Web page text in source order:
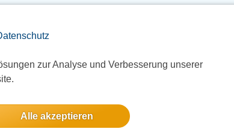
zur Analyse und Verbesserung unserer
Alle akzeptieren